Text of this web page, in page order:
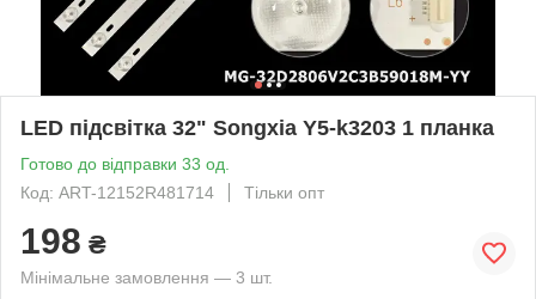
LED підсвітка 32" Songxia Y5-k3203 1 планка
Готово до відправки 33 од.
Код: ART-12152R481714
Тільки опт
198 ₴
Мінімальне замовлення — 3 шт.